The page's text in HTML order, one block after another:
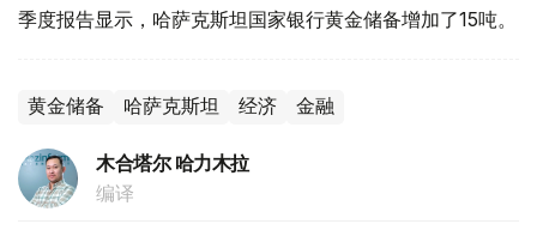
季度报告显示，哈萨克斯坦国家银行黄金储备增加了15吨。
黄金储备 哈萨克斯坦 经济 金融
木合塔尔 哈力木拉
编译